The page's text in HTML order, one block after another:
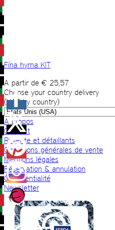
Fína hyrna KIT
A partir de € 25,57
Choose your country delivery
(VAT by country)
A propos
Contact
Revente et détaillants
Conditions générales de vente
Mentions légales
Réservation & annulation
Confidentialité
Newsletter